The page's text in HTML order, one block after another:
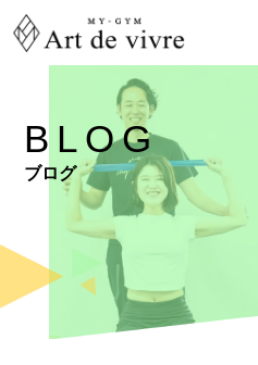
BLOG
ブログ